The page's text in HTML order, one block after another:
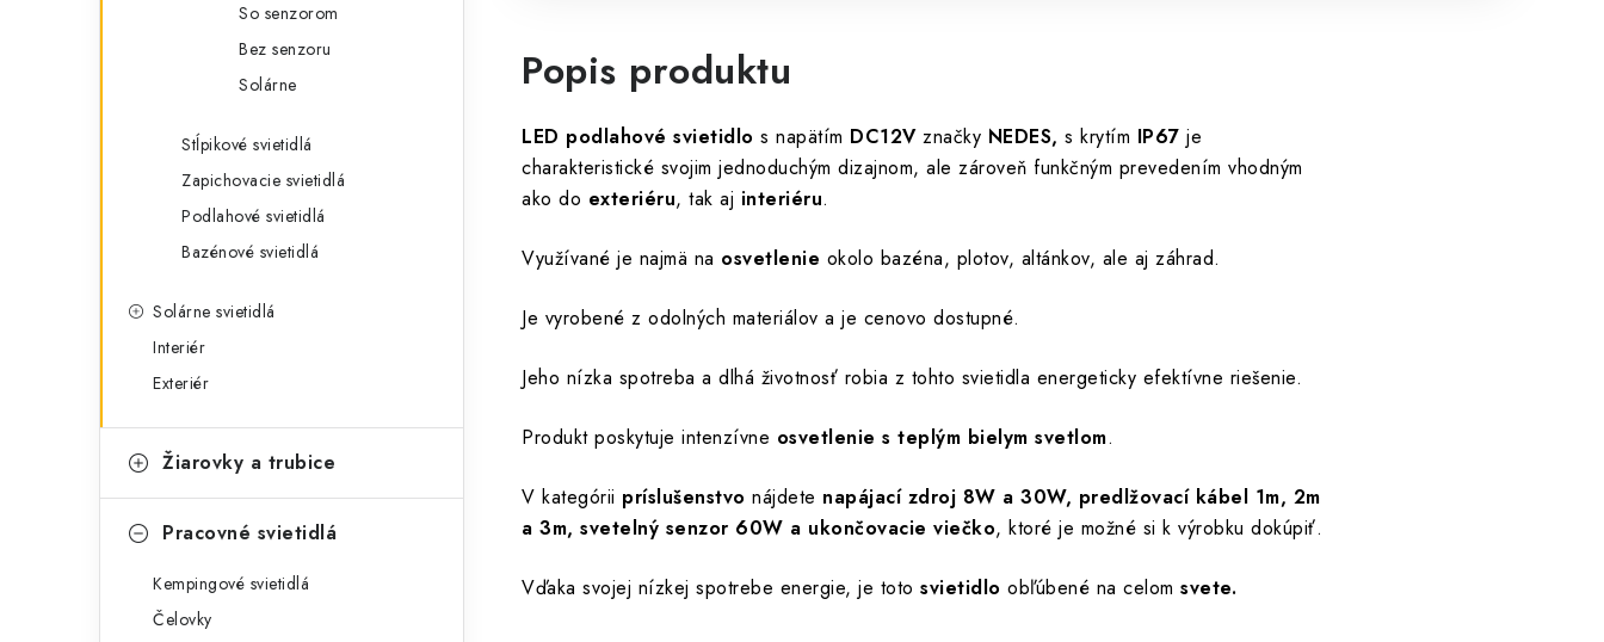
So senzorom
Bez senzoru
Solárne
Stĺpikové svietidlá
Zapichovacie svietidlá
Podlahové svietidlá
Bazénové svietidlá
Solárne svietidlá
Interiér
Exteriér
Žiarovky a trubice
Pracovné svietidlá
Kempingové svietidlá
Čelovky
Popis produktu
LED podlahové svietidlo s napätím DC12V značky NEDES, s krytím IP67 je
charakteristické svojim jednoduchým dizajnom, ale zároveň funkčným prevedením vhodným
ako do exteriéru, tak aj interiéru.
Využívané je najmä na osvetlenie okolo bazéna, plotov, altánkov, ale aj záhrad.
Je vyrobené z odolných materiálov a je cenovo dostupné.
Jeho nízka spotreba a dlhá životnosť robia z tohto svietidla energeticky efektívne riešenie.
Produkt poskytuje intenzívne osvetlenie s teplým bielym svetlom.
V kategórii príslušenstvo nájdete napájací zdroj 8W a 30W, predlžovací kábel 1m, 2m
a 3m, svetelný senzor 60W a ukončovacie viečko, ktoré je možné si k výrobku dokúpiť.
Vďaka svojej nízkej spotrebe energie, je toto svietidlo obľúbené na celom svete.